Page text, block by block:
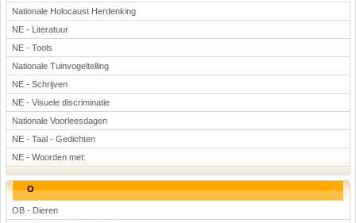
Nationale Holocaust Herdenking
NE - Literatuur
NE - Tools
Nationale Tuinvogeltelling
NE - Schrijven
NE - Visuele discriminatie
Nationale Voorleesdagen
NE - Taal - Gedichten
NE - Woorden met:
O
OB - Dieren